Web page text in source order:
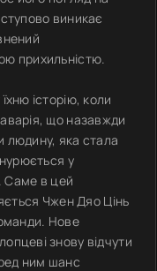
виникає
прихильністю.
історію, коли
що назавжди
яка стала
у
Саме в цей
Чжен Дяо Цінь
Нове
знову відчути
ним шанс